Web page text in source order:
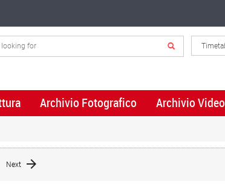
Archivio Fotografico Archivio Video
Next